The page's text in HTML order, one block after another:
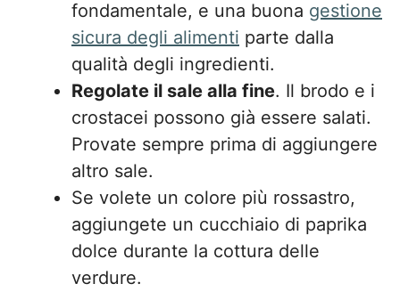
fondamentale, e una buona gestione
sicura degli alimenti parte dalla
qualità degli ingredienti.
Regolate il sale alla fine. Il brodo e i
crostacei possono già essere salati.
Provate sempre prima di aggiungere
altro sale.
Se volete un colore più rossastro,
aggiungete un cucchiaio di paprika
dolce durante la cottura delle
verdure.